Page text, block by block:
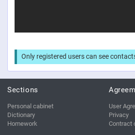
Only registered users can see
Sections
Personal cabinet
Dictionary
Homework
User
Privacy
Contract